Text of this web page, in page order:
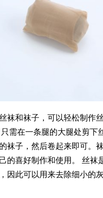
袜和袜子，可以轻松制作
需在一条腿的大腿处剪下
袜子，然后卷起来即可。
的喜好制作和使用。 丝袜
因此可以用来去除细小的